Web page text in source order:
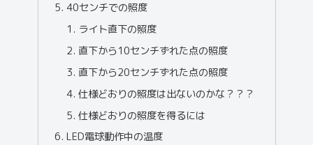
40センチでの照度
ライト直下の照度
直下から10センチずれた点の照度
直下から20センチずれた点の照度
仕様どおりの照度は出ないのかな？？？
仕様どおりの照度を得るには
LED電球動作中の温度